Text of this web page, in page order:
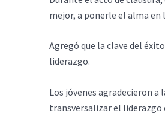
mejor, a ponerle el alma en
Agregó que la clave del
liderazgo.
Los jóvenes agradecieron
transversalizar el liderazgo